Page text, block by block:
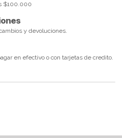
$100.000
y devoluciones.
en efectivo o con tarjetas de credito.